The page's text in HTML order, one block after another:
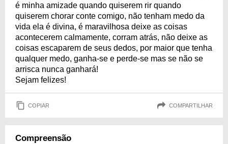
é minha amizade quando quiserem rir quando
quiserem chorar conte comigo, não tenham medo da
vida ela é divina, é maravilhosa deixe as coisas
acontecerem calmamente, corram atrás, não deixe as
coisas escaparem de seus dedos, por maior que tenha
qualquer medo, ganha-se e perde-se mas se não se
arrisca nunca ganhará!
Sejam felizes!
COPIAR COMPARTILHAR
Compreensão